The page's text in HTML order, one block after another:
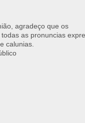
agradeço que os
as pronuncias
calunias.